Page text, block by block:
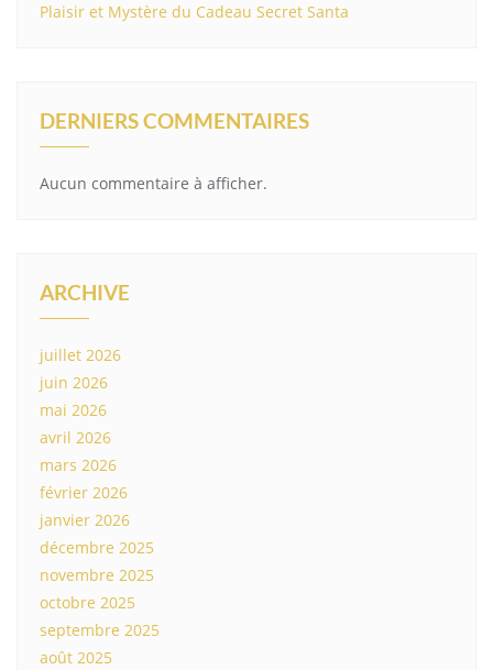
Plaisir et Mystère du Cadeau Secret Santa
DERNIERS COMMENTAIRES
Aucun commentaire à afficher.
ARCHIVE
juillet 2026
juin 2026
mai 2026
avril 2026
mars 2026
février 2026
janvier 2026
décembre 2025
novembre 2025
octobre 2025
septembre 2025
août 2025